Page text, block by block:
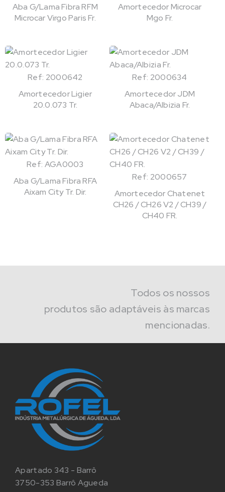
Aba G/Lama Fibra RFM
Microcar Virgo Paris Fr.
Amortecedor Microcar
Mgo Fr.
Ref: 2000642
Amortecedor Ligier
20.0.073 Tr.
Ref: 2000634
Amortecedor JDM
Abaca/Albizia Fr.
Ref: AGA0003
Aba G/Lama Fibra RFA
Aixam City Tr. Dir.
Ref: 2000657
Amortecedor Chatenet
CH26 / CH26 V2 / CH39 /
CH40 FR.
Todos os nossos
produtos são adaptáveis às marcas
mencionadas.
Apartado 343 - Barrô
3750-353 Barrô Agueda